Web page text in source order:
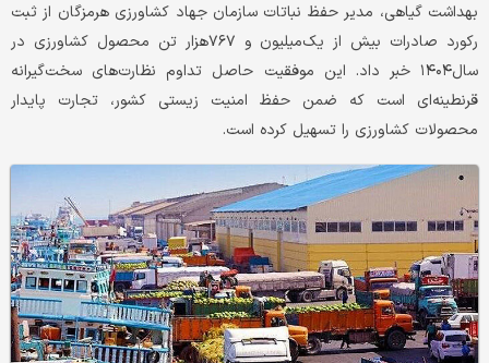
بهداشت گیاهی، مدیر حفظ نباتات سازمان جهاد کشاورزی هرمزگان از ثبت
رکورد صادرات بیش از یک‌میلیون و ۷۶۷هزار تن محصول کشاورزی در
سال۱۴۰۴ خبر داد. این موفقیت حاصل تداوم نظارت‌های سخت‌گیرانه
قرنطینه‌ای است که ضمن حفظ امنیت زیستی کشور، تجارت پایدار
محصولات کشاورزی را تسهیل کرده است.